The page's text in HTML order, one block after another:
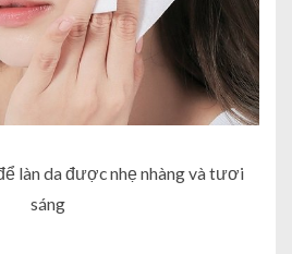
làn da được nhẹ nhàng và tươi
sáng